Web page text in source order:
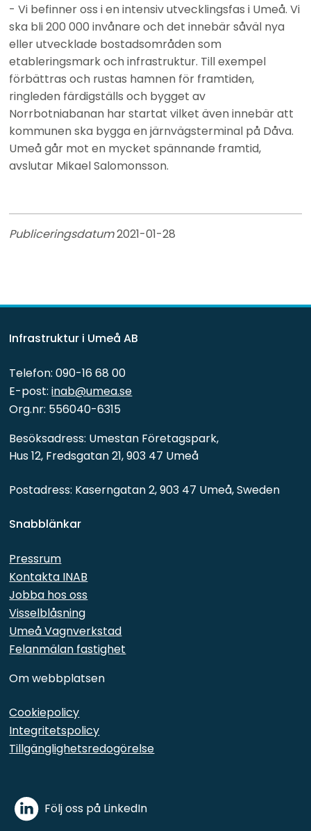
- Vi befinner oss i en intensiv utvecklingsfas i Umeå. Vi
ska bli 200 000 invånare och det innebär såväl nya
eller utvecklade bostadsområden som
etableringsmark och infrastruktur. Till exempel
förbättras och rustas hamnen för framtiden,
ringleden färdigställs och bygget av
Norrbotniabanan har startat vilket även innebär att
kommunen ska bygga en järnvägsterminal på Dåva.
Umeå går mot en mycket spännande framtid,
avslutar Mikael Salomonsson.
Publiceringsdatum 2021-01-28
Infrastruktur i Umeå AB
Telefon: 090-16 68 00
E-post: inab@umea.se
Org.nr: 556040-6315
Besöksadress: Umestan Företagspark,
Hus 12, Fredsgatan 21, 903 47 Umeå
Postadress: Kaserngatan 2, 903 47 Umeå, Sweden
Snabblänkar
Pressrum
Kontakta INAB
Jobba hos oss
Visselblåsning
Umeå Vagnverkstad
Felanmälan fastighet
Om webbplatsen
Cookiepolicy
Integritetspolicy
Tillgänglighetsredogörelse
Följ oss på LinkedIn